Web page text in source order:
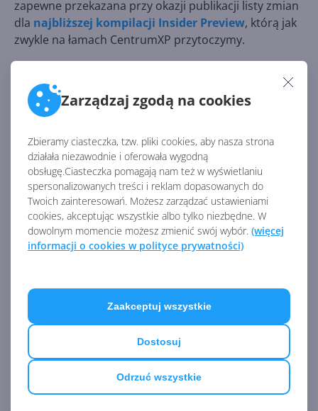
Zarządzaj zgodą na cookies
Zbieramy ciasteczka, tzw. pliki cookies, aby nasza strona
działała niezawodnie i oferowała wygodną
obsługę.Ciasteczka pomagają nam też w wyświetlaniu
spersonalizowanych treści i reklam dopasowanych do
Twoich zainteresowań. Możesz zarządzać ustawieniami
cookies, akceptując wszystkie albo tylko niezbędne. W
dowolnym momencie możesz zmienić swój wybór. (więcej
informacji o cookies w polityce prywatności)
Odrzuć wszystkie
Dostosuj
Zaakceptuj wszystkie
zapewne przekazana przy okazji publikacji listy zmian
dla najbliższej kompilacji Insider Preview, którą jak
zwykle na łamach CentrumXP przytoczymy.
potwierdzone, a Microsoft uruchomił właśnie
Windows App Preview Program, dzięki któremu
Insiderzy z dowolnego pierścienia mogą zdecydować
się na testowanie poglądowych wersji poszczególnych
aplikacji.
Źródło:
https://www.neowin.net/news/microsoft-is-creating-
individual-preview-programs-for-windows-10-apps
AKTUALNOŚCI Z KATEGORII WINDOWS 10
Microsoft zamyka Beta
aktualizacja Windows 10 w
tym kanale (19045.5194)